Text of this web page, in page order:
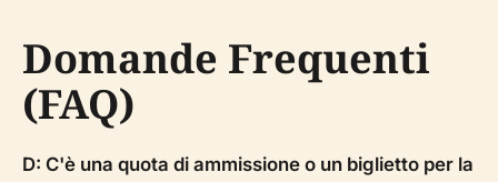
Domande Frequenti
(FAQ)
D: C'è una quota di ammissione o un biglietto per la